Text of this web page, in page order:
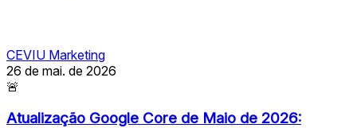
CEVIU Marketing
26 de mai. de 2026
🚨
Atualização Google Core de Maio de 2026: